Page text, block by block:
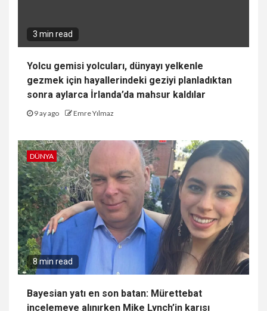
3 min read
Yolcu gemisi yolcuları, dünyayı yelkenle
gezmek için hayallerindeki geziyi planladıktan
sonra aylarca İrlanda’da mahsur kaldılar
9 ay ago Emre Yılmaz
DÜNYA
8 min read
Bayesian yatı en son batan: Mürettebat
incelemeye alınırken Mike Lynch’in karısı